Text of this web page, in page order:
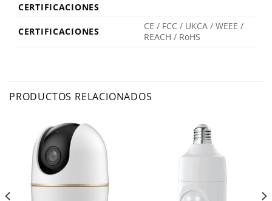
CERTIFICACIONES
CERTIFICACIONES
CE / FCC / UKCA / WEEE /
REACH / RoHS
PRODUCTOS RELACIONADOS